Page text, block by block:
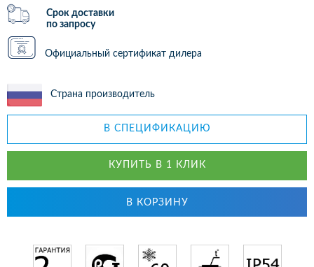
Срок доставки
по запросу
Официальный сертификат дилера
Страна производитель
В СПЕЦИФИКАЦИЮ
КУПИТЬ В 1 КЛИК
В КОРЗИНУ